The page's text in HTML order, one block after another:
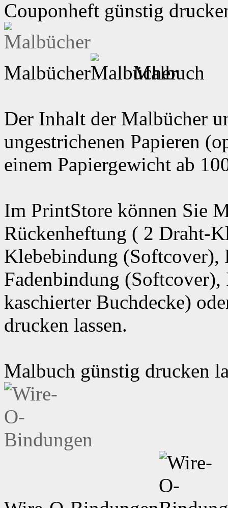
Couponheft günstig
Malbücher Malbuch
Der Inhalt der Malbücher
ungestrichenen Papieren
einem Papiergewicht ab
Im PrintStore können Sie
Rückenheftung ( 2 Draht-
Klebebindung
Fadenbindung
kaschierter Buchdecke)
drucken lassen.
Malbuch günstig drucken